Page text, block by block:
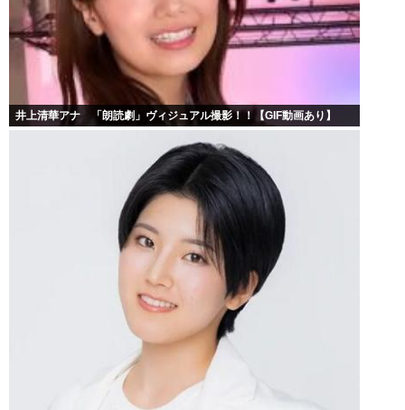
井上清華アナ 「朗読劇」ヴィジュアル撮影！！【GIF動画あり】